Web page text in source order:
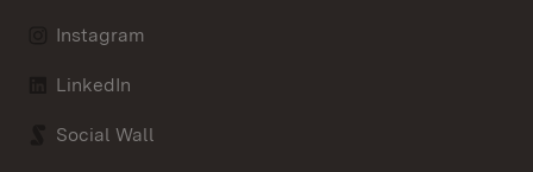
Instagram
LinkedIn
Social Wall